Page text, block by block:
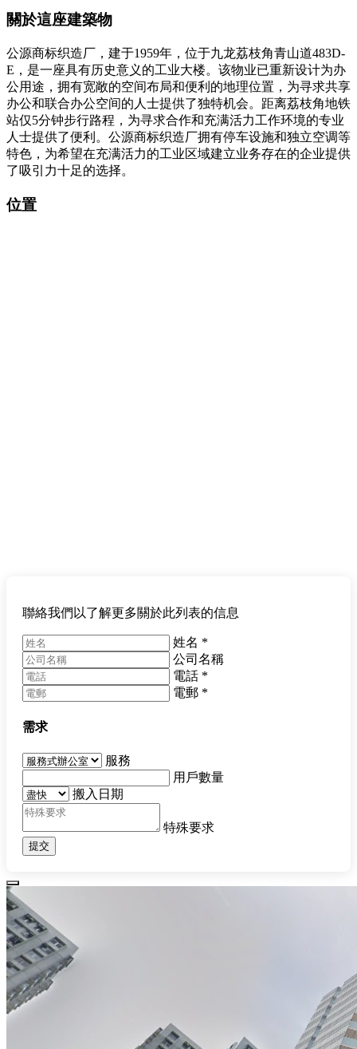
關於這座建築物
公源商标织造厂，建于1959年，位于九龙荔枝角青山道483D-
E，是一座具有历史意义的工业大楼。该物业已重新设计为办
公用途，拥有宽敞的空间布局和便利的地理位置，为寻求共享
办公和联合办公空间的人士提供了独特机会。距离荔枝角地铁
站仅5分钟步行路程，为寻求合作和充满活力工作环境的专业
人士提供了便利。公源商标织造厂拥有停车设施和独立空调等
特色，为希望在充满活力的工业区域建立业务存在的企业提供
了吸引力十足的选择。
位置
聯絡我們以了解更多關於此列表的信息
姓名 *
公司名稱
電話 *
電郵 *
需求
服務
用戶數量
搬入日期
特殊要求
提交